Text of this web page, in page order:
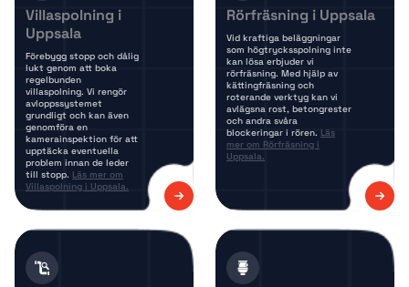
Villaspolning i
Uppsala
Förebygg stopp och dålig
lukt genom att boka
regelbunden
villaspolning. Vi rengör
avloppssystemet
grundligt och kan även
genomföra en
kamerainspektion för att
upptäcka eventuella
problem innan de leder
till stopp. Läs mer om
Villaspolning i Uppsala.
Rörfräsning i Uppsala
Vid kraftiga beläggningar
som högtrycksspolning inte
kan lösa erbjuder vi
rörfräsning. Med hjälp av
kättingfräsning och
roterande verktyg kan vi
avlägsna rost, betongrester
och andra svåra
blockeringar i rören. Läs
mer om Rörfräsning i
Uppsala.